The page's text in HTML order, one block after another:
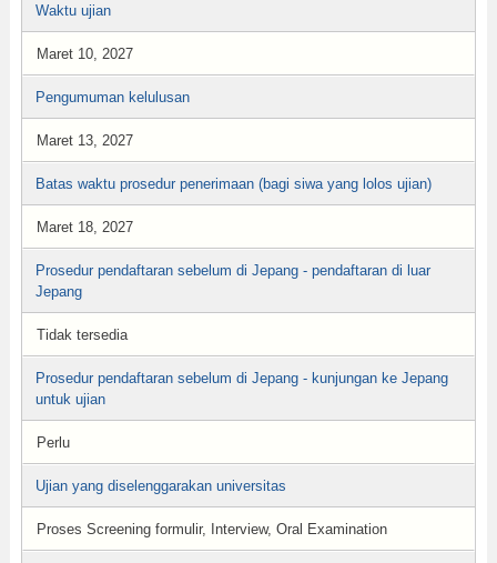
Waktu ujian
Maret 10, 2027
Pengumuman kelulusan
Maret 13, 2027
Batas waktu prosedur penerimaan (bagi siwa yang lolos ujian)
Maret 18, 2027
Prosedur pendaftaran sebelum di Jepang - pendaftaran di luar
Jepang
Tidak tersedia
Prosedur pendaftaran sebelum di Jepang - kunjungan ke Jepang
untuk ujian
Perlu
Ujian yang diselenggarakan universitas
Proses Screening formulir, Interview, Oral Examination